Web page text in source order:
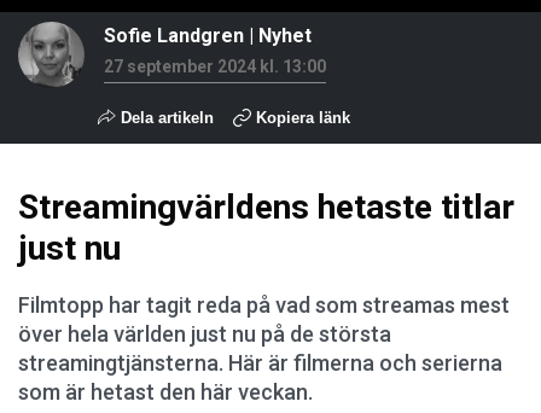
Sofie Landgren | Nyhet
27 september 2024 kl. 13:00
Dela artikeln Kopiera länk
Streamingvärldens hetaste titlar
just nu
Filmtopp har tagit reda på vad som streamas mest
över hela världen just nu på de största
streamingtjänsterna. Här är filmerna och serierna
som är hetast den här veckan.